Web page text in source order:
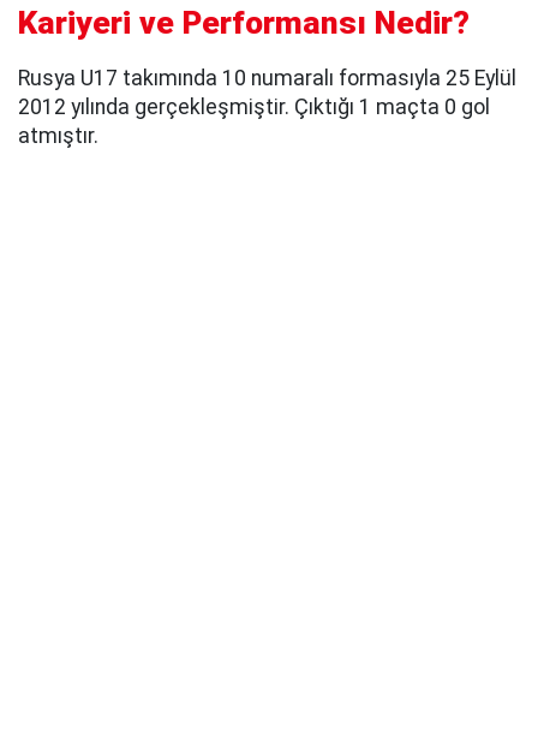
Kariyeri ve Performansı Nedir?
Rusya U17 takımında 10 numaralı formasıyla 25 Eylül
2012 yılında gerçekleşmiştir. Çıktığı 1 maçta 0 gol
atmıştır.